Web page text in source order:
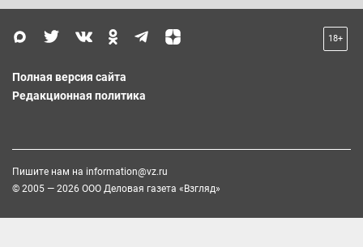
18+
Полная версия сайта
Редакционная политика
Пишите нам на information@vz.ru
© 2005 — 2026 ООО Деловая газета «Взгляд»